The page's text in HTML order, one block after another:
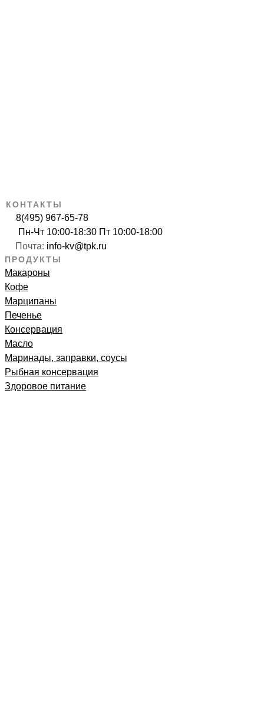
КОНТАКТЫ
8(495) 967-65-78
Пн-Чт 10:00-18:30 Пт 10:00-18:00
Почта: info-kv@tpk.ru
ПРОДУКТЫ
Макароны
Кофе
Марципаны
Печенье
Консервация
Масло
Маринады, заправки, соусы
Рыбная консервация
Здоровое питание